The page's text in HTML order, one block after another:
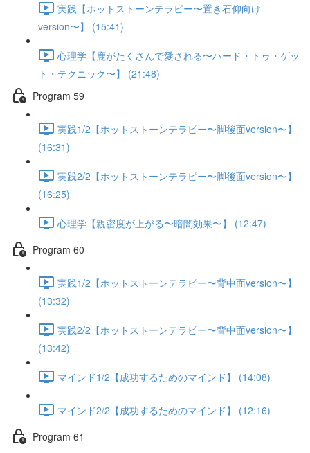
実践【ホットストーンテラピー〜置き石仰向け
version〜】 (15:41)
心理学【鹿がたくさんで愛される〜ハード・トゥ・ゲッ
ト・テクニック〜】 (21:48)
Program 59
実践1/2【ホットストーンテラピー〜脚後面version〜】
(16:31)
実践2/2【ホットストーンテラピー〜脚後面version〜】
(16:25)
心理学【親密度が上がる〜暗闇効果〜】 (12:47)
Program 60
実践1/2【ホットストーンテラピー〜背中面version〜】
(13:32)
実践2/2【ホットストーンテラピー〜背中面version〜】
(13:42)
マインド1/2【成功するためのマインド】 (14:08)
マインド2/2【成功するためのマインド】 (12:16)
Program 61